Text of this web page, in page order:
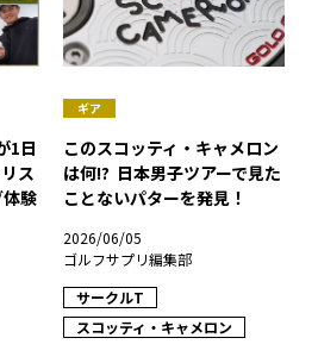
1日
ス
体験
ギア
このスコッティ・キャメロン
は何!? 日本男子ツアーで見た
ことないパターを発見！
2026/06/05
ゴルフサプリ編集部
サークルT
スコッティ・キャメロン